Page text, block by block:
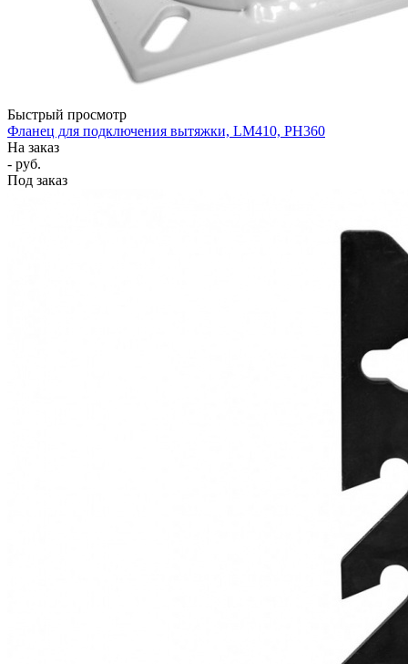
Быстрый просмотр
Фланец для подключения вытяжки, LM410, PH360
На заказ
- руб.
Под заказ